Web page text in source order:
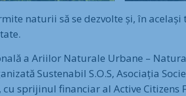
naturii să se dezvolte și, în
a Ariilor Naturale Urbane –
Sustenabil S.O.S, Asociația
cu sprijinul financiar al Active